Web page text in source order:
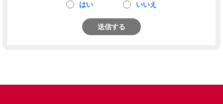
はい いいえ
送信する